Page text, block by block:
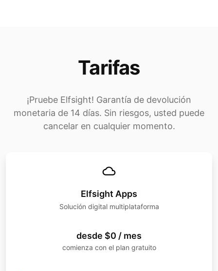
Tarifas
¡Pruebe Elfsight! Garantía de devolución
monetaria de 14 días. Sin riesgos, usted puede
cancelar en cualquier momento.
Elfsight Apps
Solución digital multiplataforma
desde $0 / mes
comienza con el plan gratuito